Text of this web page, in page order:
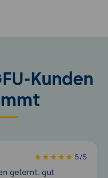
Kunden
5/5
gelernt. gut